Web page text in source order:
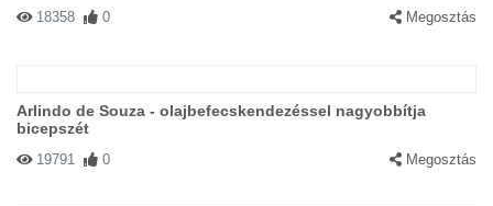
18358 0 Megosztás
Arlindo de Souza - olajbefecskendezéssel nagyobbítja
bicepszét
19791 0 Megosztás